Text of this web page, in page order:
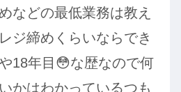
などの最低業務は教え
ジ締めくらいならでき
18年目😳な歴なので何
かはわかっているつも